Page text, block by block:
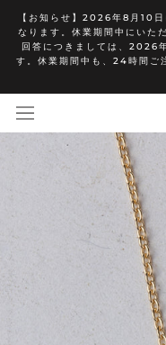
し
コ
ン
移
動
【お知らせ】2026年8月10
なります。休業期間中にいた
回答につきましては、2026
す。休業期間中も、24時間ご